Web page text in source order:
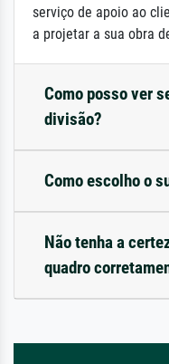
serviço de apoio ao
a projetar a sua obra
Como posso ver
divisão?
Como escolho o
Não tenha a
quadro